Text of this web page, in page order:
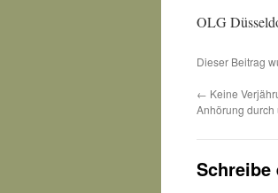
OLG
Dieser Beitrag
← Keine
Anhörung
Schreibe